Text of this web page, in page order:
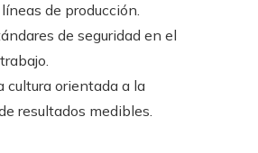
de producción.
de seguridad en el
cultura orientada a la
resultados medibles.